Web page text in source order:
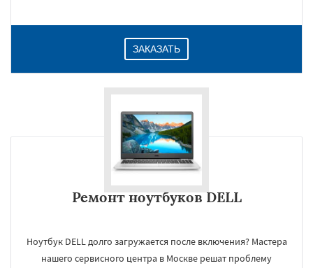
ЗАКАЗАТЬ
Ремонт ноутбуков DELL
Ноутбук DELL долго загружается после включения? Мастера
нашего сервисного центра в Москве решат проблему